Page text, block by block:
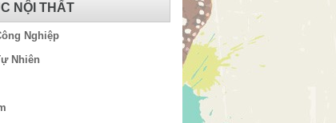
NỘI THẤT
Nghiệp
Nhiên